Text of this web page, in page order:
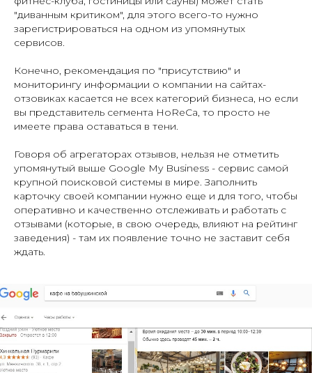
"диванным критиком", для этого всего-то нужно
зарегистрироваться на одном из упомянутых
сервисов.
Конечно, рекомендация по "присутствию" и
мониторингу информации о компании на сайтах-
отзовиках касается не всех категорий бизнеса, но если
вы представитель сегмента HoReCa, то просто не
имеете права оставаться в тени.
Говоря об агрегаторах отзывов, нельзя не отметить
упомянутый выше Google My Business - сервис самой
крупной поисковой системы в мире. Заполнить
карточку своей компании нужно еще и для того, чтобы
оперативно и качественно отслеживать и работать с
отзывами (которые, в свою очередь, влияют на рейтинг
заведения) - там их появление точно не заставит себя
ждать.